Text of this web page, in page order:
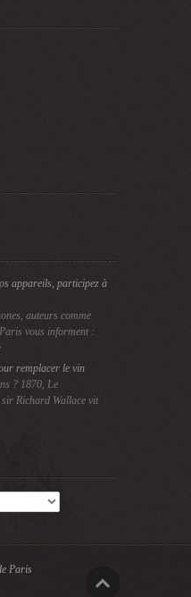
appareils, participez à
auteurs comme
vous informent :
remplacer le vin
? 1870, Le
Richard Wallace vit
Paris